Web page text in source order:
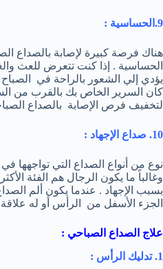
9.الحساسية :
هناك فرصة كبيرة لإصابة بالصداع
الحساسية . إذا كنت تتعرض للعث
يؤدي إلي الشعور بالراحة في الصباح
كان السرير الخاص بك بالقرب من
لتخفيف فرص الإصابة بالصداع
10. صداع الإجهاد :
نوع من أنواع الصداع التي تواجهها
وغالباً ما يكون الرجال هم الفئة
بسبب الإجهاد . عندما يكون ألم
الجزء الأسفل من الرأس أو له علاقة
علاج الصداع الصباحي :
1. تدليك الرأس :